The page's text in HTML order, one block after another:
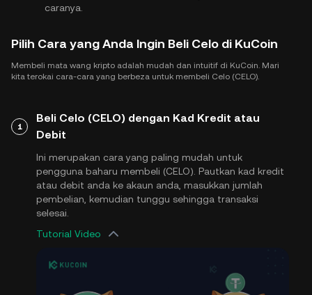
caranya.
Pilih Cara yang Anda Ingin Beli Celo di KuCoin
Membeli mata wang kripto adalah mudah dan intuitif di KuCoin. Mari
kita terokai cara-cara yang berbeza untuk membeli Celo (CELO).
1
Beli Celo (CELO) dengan Kad Kredit atau
Debit
Ini merupakan cara yang paling mudah untuk
pengguna baharu membeli (CELO). Pautkan kad kredit
atau debit anda ke akaun anda, masukkan jumlah
pembelian, kemudian tunggu sehingga transaksi
selesai.
Tutorial Video